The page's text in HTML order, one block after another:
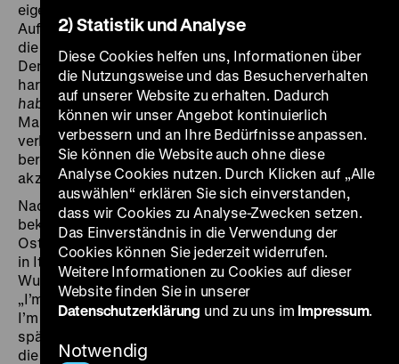
eigenwilligen verwitweten Mutter Leonor. Leonors
Aufmerksamkeit gilt voll und ganz ihrer Tochter, die nur
die allerbeste Erziehung und Förderung erhalten soll.
Den geringen Körperwuchs ihrer Tochter ignoriert sie
hartnäckig:Darüber spricht man nicht(De eso no se
habla
). Als ein gutaussehender Mann (Marcello
Mastroianni) in die Stadt kommt und sich in Charlotte
verliebt, scheint ihr Weg in die „Normalität“ endlich
bereitet – bis sie sich entscheidet, ihr Anderssein zu
akzeptieren und sich zu emanzipieren.
Nachdem María Luisa Bemberg als noch wenig
bekannte Drehbuchautorin 1975 an dem von
Ostrovsky mitorganisierten KolloquiumFrauen im Kino
in Italien teilgenommen hatte, drückte sie ihren
Wunsch aus, endlich eigene Filme drehen zu wollen:
„I’m working on a new script and after this Symposium
I’m really determined to direct it myself.“ 18 Jahre
später, als Bembergs letzter Film
die Kinos kam, zählte sie zu den berühmtesten
2) Statistik und Analyse
Diese Cookies helfen uns, Informationen über
die Nutzungsweise und das Besucherverhalten
auf unserer Website zu erhalten. Dadurch
können wir unser Angebot kontinuierlich
verbessern und an Ihre Bedürfnisse anpassen.
Sie können die Website auch ohne diese
Analyse Cookies nutzen. Durch Klicken auf „Alle
auswählen“ erklären Sie sich einverstanden,
dass wir Cookies zu Analyse-Zwecken setzen.
Das Einverständnis in die Verwendung der
Cookies können Sie jederzeit widerrufen.
Weitere Informationen zu Cookies auf dieser
Website finden Sie in unserer
Datenschutzerklärung und zu uns im Impressum.
Notwendig